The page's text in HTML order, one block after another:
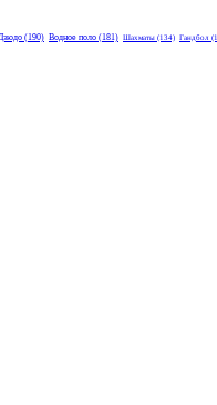
Дзюдо (190) Водное поло (181) Шахматы (134) Гандбол